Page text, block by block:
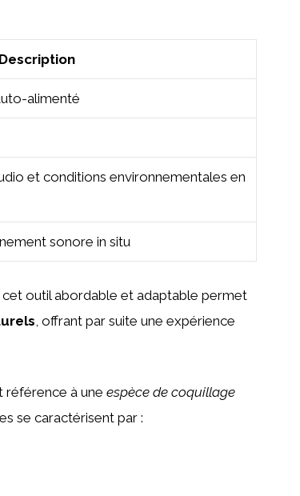
Description
alimenté
et conditions environnementales en
sonore in situ
cet outil abordable et adaptable permet
, offrant par suite une expérience
référence à une espèce de coquillage
se caractérisent par :